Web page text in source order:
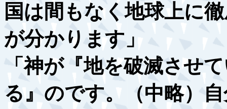
国は間もなく地球上に
が分かります」
「神が『地を破滅させ
る』のです。（中略）